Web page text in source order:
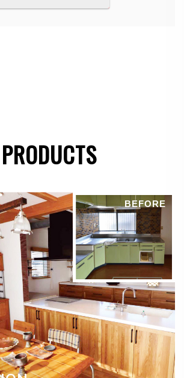
PRODUCTS
BEFORE
安全対策
報の正確性及び安全性確保のために、
万全の対策を講じています。
会
人の個人情報の照会・修正・削除など
場合には、ご本人であることを確認の
いただきます。